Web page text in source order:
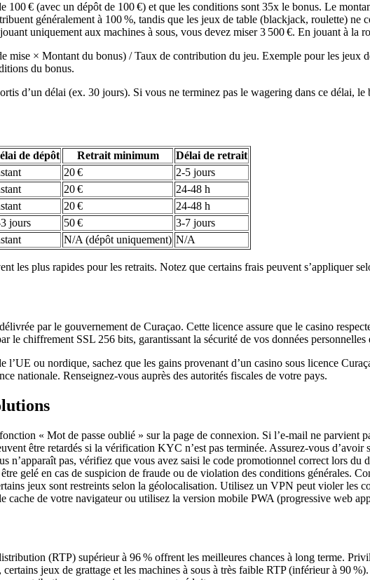
100 € (avec un dépôt de 100 €) et que les conditions sont 35x le bonus. Le
généralement à 100 %, tandis que les jeux de table (blackjack, roulette)
uniquement aux machines à sous, vous devez miser 3 500 €. En jouant à
mise × Montant du bonus) / Taux de contribution du jeu. Exemple pour les jeux
du bonus.
d’un délai (ex. 30 jours). Si vous ne terminez pas le wagering dans ce délai, le
de dépôt Retrait minimum
Délai de retrait
20 €
2-5 jours
20 €
24-48 h
20 €
24-48 h
jours 50 €
3-7 jours
N/A (dépôt uniquement) N/A
les plus rapides pour les retraits. Notez que certains frais peuvent s’appliquer
par le gouvernement de Curaçao. Cette licence assure que le casino
le chiffrement SSL 256 bits, garantissant la sécurité de vos données personnelles
l’UE ou nordique, sachez que les gains provenant d’un casino sous licence
nationale. Renseignez-vous auprès des autorités fiscales de votre pays.
« Mot de passe oublié » sur la page de connexion. Si l’e-mail ne parvient
être retardés si la vérification KYC n’est pas terminée. Assurez-vous d’avoir
n’apparaît pas, vérifiez que vous avez saisi le code promotionnel correct lors
gelé en cas de suspicion de fraude ou de violation des conditions générales.
jeux sont restreints selon la géolocalisation. Utilisez un VPN peut violer les
cache de votre navigateur ou utilisez la version mobile PWA (progressive web
(RTP) supérieur à 96 % offrent les meilleures chances à long terme.
jeux de grattage et les machines à sous à très faible RTP (inférieur à 90